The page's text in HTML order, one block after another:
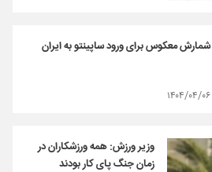
شمارش معکوس برای ورود ساپینتو به ایران
۱۴۰۴/۰۴/۰۶
وزیر ورزش: همه ورزشکاران در
زمان جنگ پای کار بودند